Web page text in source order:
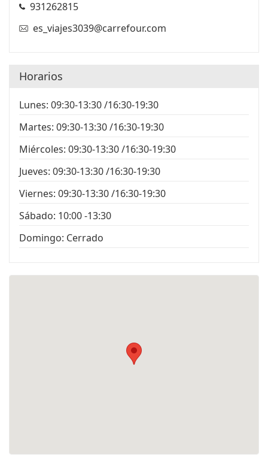
931262815
es_viajes3039@carrefour.com
Horarios
Lunes: 09:30-13:30 /16:30-19:30
Martes: 09:30-13:30 /16:30-19:30
Miércoles: 09:30-13:30 /16:30-19:30
Jueves: 09:30-13:30 /16:30-19:30
Viernes: 09:30-13:30 /16:30-19:30
Sábado: 10:00 -13:30
Domingo: Cerrado